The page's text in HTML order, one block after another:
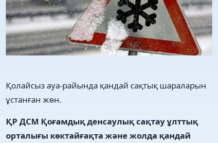
Қолайсыз ауа-райында қандай сақтық шараларын
ұстанған жөн.
ҚР ДСМ Қоғамдық денсаулық сақтау ұлттық
орталығы көктайғақта және жолда қандай